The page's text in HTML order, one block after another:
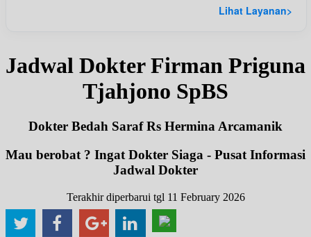
Lihat Layanan>
Jadwal Dokter Firman Priguna
Tjahjono SpBS
Dokter Bedah Saraf Rs Hermina Arcamanik
Mau berobat ? Ingat Dokter Siaga - Pusat Informasi
Jadwal Dokter
Terakhir diperbarui tgl 11 February 2026